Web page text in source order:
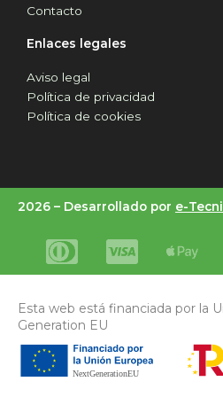
Contacto
Enlaces legales
Aviso legal
Política de privacidad
Política de cookies
2026 – Desarrollado por e-
Esta web está financiada por la
Generation EU